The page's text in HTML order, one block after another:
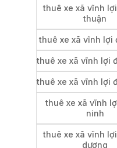
thuê xe xã vĩnh
thuận
thuê xe xã vĩnh lợi
thuê xe xã vĩnh lợi
thuê xe xã vĩnh lợi
thuê xe xã vĩnh
ninh
thuê xe xã vĩnh
dương